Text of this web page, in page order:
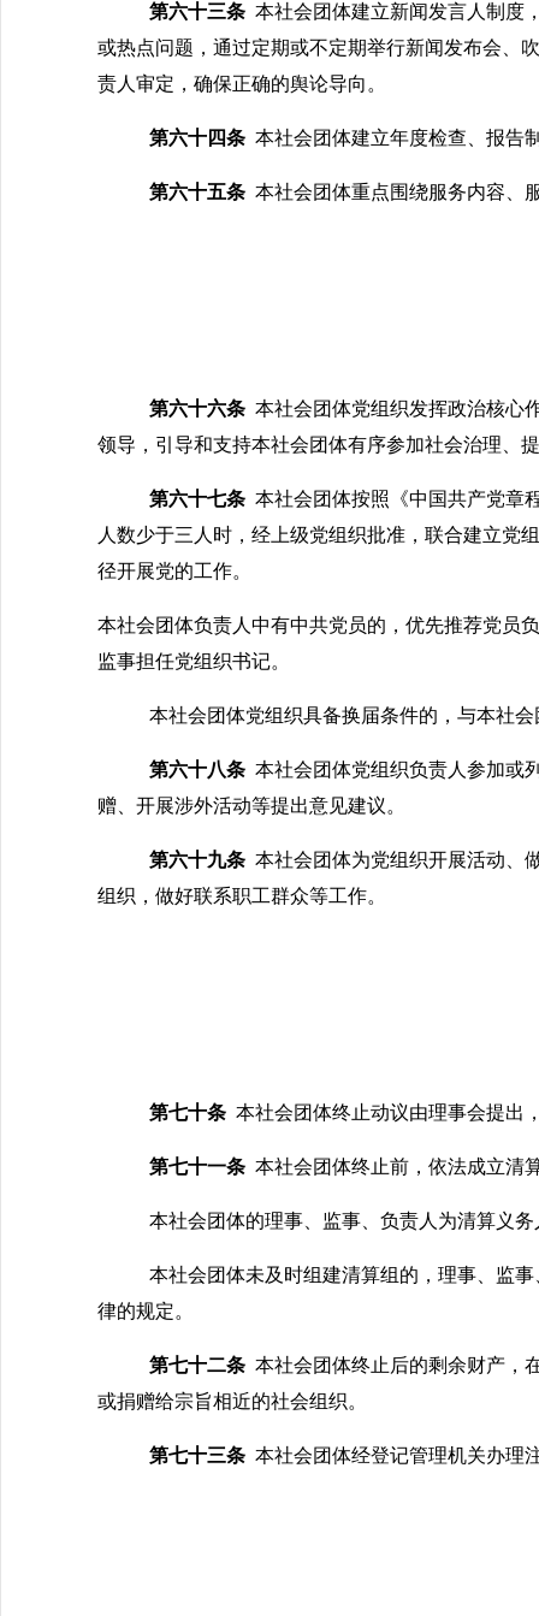
第六十三条 本社会团体建立新闻发言人制度
或热点问题，通过定期或不定期举行新闻发布会、
责人审定，确保正确的舆论导向。
第六十四条 本社会团体建立年度检查、报告
第六十五条 本社会团体重点围绕服务内容、
第六十六条 本社会团体党组织发挥政治核心
领导，引导和支持本社会团体有序参加社会治理、
第六十七条 本社会团体按照《中国共产党章
人数少于三人时，经上级党组织批准，联合建立党
径开展党的工作。
本社会团体负责人中有中共党员的，优先推荐党员
监事担任党组织书记。
本社会团体党组织具备换届条件的，与本社
第六十八条 本社会团体党组织负责人参加或
赠、开展涉外活动等提出意见建议。
第六十九条 本社会团体为党组织开展活动、
组织，做好联系职工群众等工作。
第七十条 本社会团体终止动议由理事会提出
第七十一条 本社会团体终止前，依法成立清
本社会团体的理事、监事、负责人为清算义
本社会团体未及时组建清算组的，理事、监
律的规定。
第七十二条 本社会团体终止后的剩余财产，
或捐赠给宗旨相近的社会组织。
第七十三条 本社会团体经登记管理机关办理